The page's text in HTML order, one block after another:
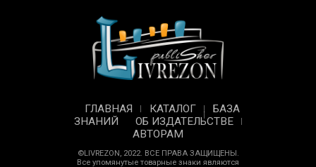
ГЛАВНАЯ КАТАЛОГ
БАЗА
ЗНАНИЙ
ОБ ИЗДАТЕЛЬСТВЕ
АВТОРАМ
©LIVREZON, 2022. ВСЕ ПРАВА ЗАЩИЩЕНЫ.
Все упомянутые товарные знаки являются